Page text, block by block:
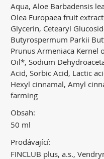
Aqua, Aloe Barbadensis
Olea Europaea fruit
Glycerin, Cetearyl
Butyrospermum Parkii
Prunus Armeniaca Kernel
Oil*, Sodium
Acid, Sorbic Acid, Lactic
Hexyl cinnamal, Amyl
farming
Obsah:
50 ml
Prodávající:
FINCLUB plus, a.s.,